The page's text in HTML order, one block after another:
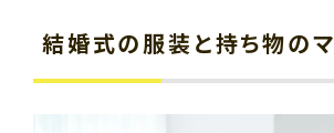
結婚式の服装と持ち物の